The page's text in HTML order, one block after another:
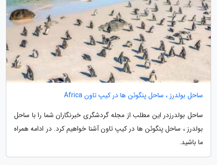
ساحل بولدرز ، ساحل پنگوئن ها در کیپ تاون Africa
ساحل بولدرزدر این مطلب از مجله گردشگری خبرنگاران شما را با ساحل
بولدرز ، ساحل پنگوئن ها در کیپ تاون آشنا خواهیم کرد. در ادامه همراه
ما باشید.